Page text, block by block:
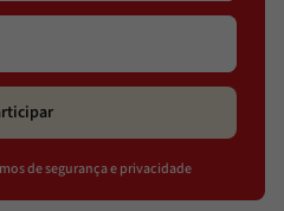
de segurança e privacidade